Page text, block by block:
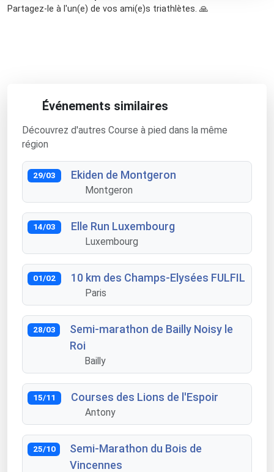
Partagez-le à l'un(e) de vos ami(e)s triathlètes. 🙏
Événements similaires
Découvrez d'autres Course à pied dans la même
région
29/03 Ekiden de Montgeron
Montgeron
14/03 Elle Run Luxembourg
Luxembourg
01/02 10 km des Champs-Elysées FULFIL
Paris
28/03
Semi-marathon de Bailly Noisy le
Roi
Bailly
15/11 Courses des Lions de l'Espoir
Antony
25/10
Semi-Marathon du Bois de
Vincennes